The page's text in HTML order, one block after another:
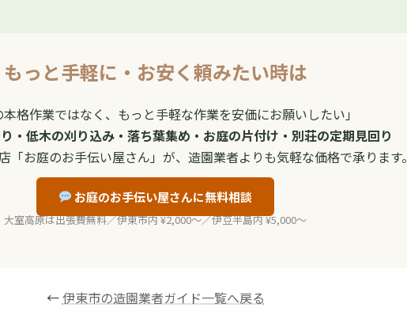
もっと手軽に・お安く頼みたい時は
本格作業ではなく、もっと手軽な作業を安価にお願いしたい」
・低木の刈り込み・落ち葉集め・お庭の片付け・別荘の定期見回り
「お庭のお手伝い屋さん」が、造園業者よりも気軽な価格で承ります。
お庭のお手伝い屋さんに無料相談
大室高原は出張費無料／伊東市内 ¥2,000〜／伊豆半島内 ¥5,000〜
←伊東市の造園業者ガイド一覧へ戻る